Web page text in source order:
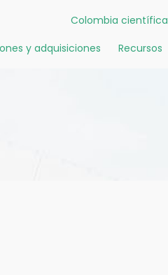
Colombia científica
y adquisiciones Recursos